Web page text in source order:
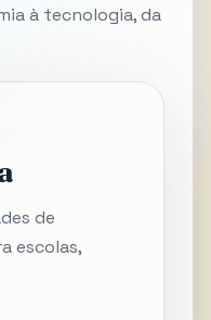
à tecnologia, da
de
escolas,